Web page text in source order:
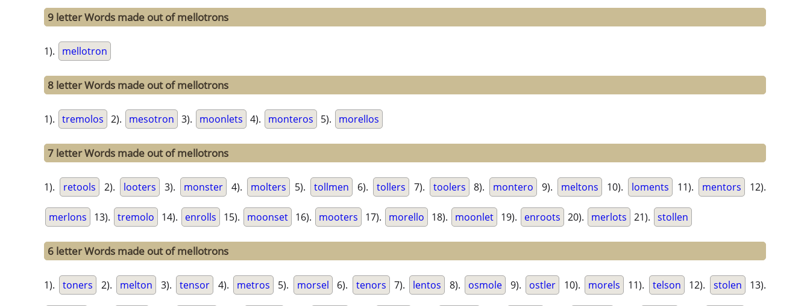
9 letter Words made out of mellotrons
1). mellotron
8 letter Words made out of mellotrons
1). tremolos 2). mesotron 3). moonlets 4). monteros 5). morellos
7 letter Words made out of mellotrons
1). retools 2). looters 3). monster 4). molters 5). tollmen 6). tollers 7). toolers 8). montero 9). meltons 10). loments 11). mentors 12).
merlons 13). tremolo 14). enrolls 15). moonset 16). mooters 17). morello 18). moonlet 19). enroots 20). merlots 21). stollen
6 letter Words made out of mellotrons
1). toners 2). melton 3). tensor 4). metros 5). morsel 6). tenors 7). lentos 8). osmole 9). ostler 10). morels 11). telson 12). stolen 13).